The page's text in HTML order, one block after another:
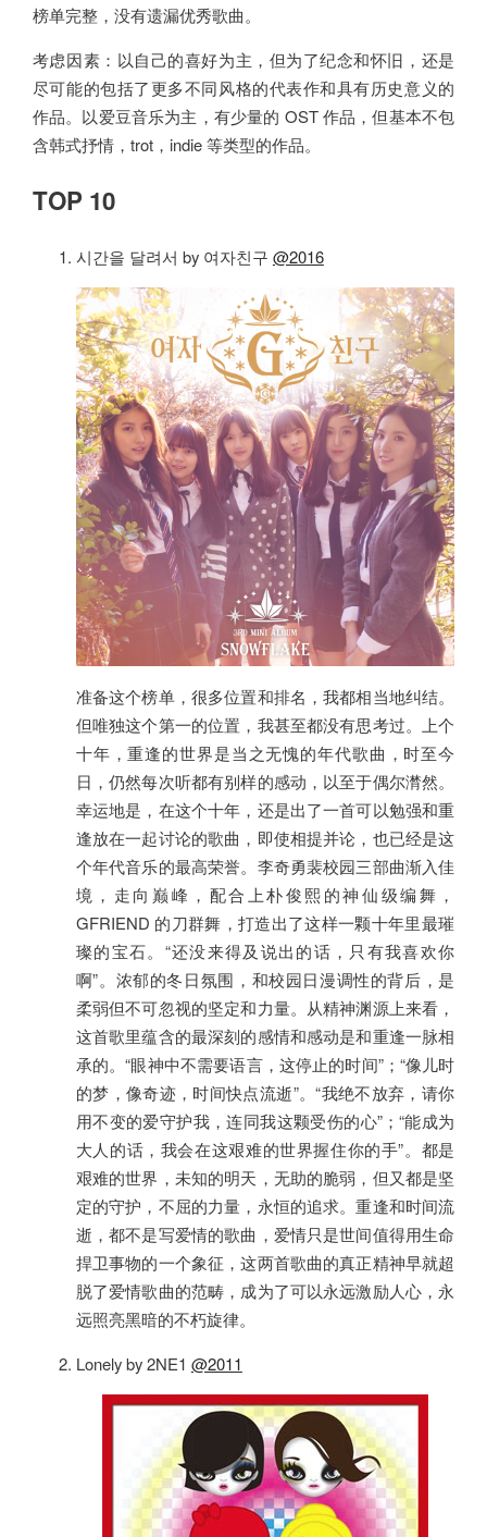
榜单完整，没有遗漏优秀歌曲。
考虑因素：以自己的喜好为主，但为了纪念和怀旧，还是
尽可能的包括了更多不同风格的代表作和具有历史意义的
作品。以爱豆音乐为主，有少量的 OST 作品，但基本不包
含韩式抒情，trot，indie 等类型的作品。
TOP 10
시간을 달려서 by 여자친구 @2016
准备这个榜单，很多位置和排名，我都相当地纠结。
但唯独这个第一的位置，我甚至都没有思考过。上个
十年，重逢的世界是当之无愧的年代歌曲，时至今
日，仍然每次听都有别样的感动，以至于偶尔潸然。
幸运地是，在这个十年，还是出了一首可以勉强和重
逢放在一起讨论的歌曲，即使相提并论，也已经是这
个年代音乐的最高荣誉。李奇勇裴校园三部曲渐入佳
境，走向巅峰，配合上朴俊熙的神仙级编舞，
GFRIEND 的刀群舞，打造出了这样一颗十年里最璀
璨的宝石。“还没来得及说出的话，只有我喜欢你
啊”。浓郁的冬日氛围，和校园日漫调性的背后，是
柔弱但不可忽视的坚定和力量。从精神渊源上来看，
这首歌里蕴含的最深刻的感情和感动是和重逢一脉相
承的。“眼神中不需要语言，这停止的时间”；“像儿时
的梦，像奇迹，时间快点流逝”。“我绝不放弃，请你
用不变的爱守护我，连同我这颗受伤的心”；“能成为
大人的话，我会在这艰难的世界握住你的手”。都是
艰难的世界，未知的明天，无助的脆弱，但又都是坚
定的守护，不屈的力量，永恒的追求。重逢和时间流
逝，都不是写爱情的歌曲，爱情只是世间值得用生命
捍卫事物的一个象征，这两首歌曲的真正精神早就超
脱了爱情歌曲的范畴，成为了可以永远激励人心，永
远照亮黑暗的不朽旋律。
Lonely by 2NE1 @2011